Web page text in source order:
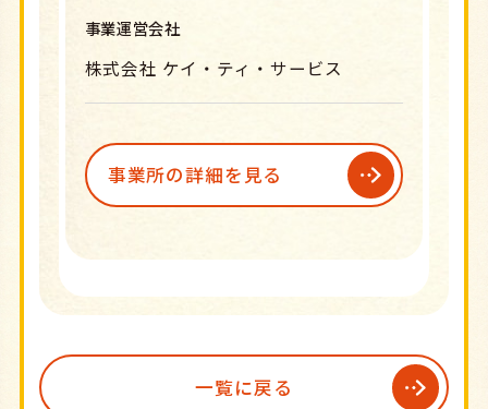
事業運営会社
株式会社 ケイ・ティ・サービス
事業所の詳細を見る
一覧に戻る